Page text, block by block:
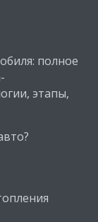
полное
этапы,